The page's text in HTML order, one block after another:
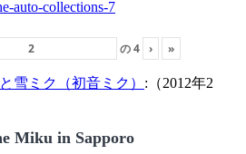
の4 › »
雪ミク（初音ミク） :（2012年2
Miku in Sapporo